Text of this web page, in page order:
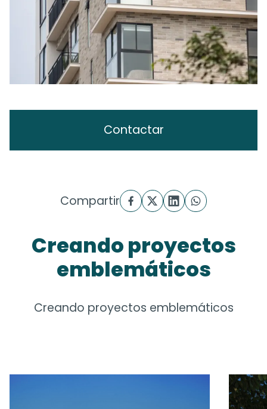
Contactar
Compartir
Creando proyectos
emblemáticos
Creando proyectos emblemáticos